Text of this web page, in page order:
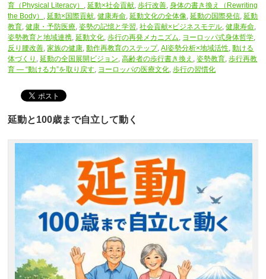
育（Physical Literacy） ,延動×社会貢献,歩行改善,身体の書き換え（Rewriting
the Body） ,延動×国際貢献,健康寿命,延動文化の全体像,延動の国際発信,延動
教育,健康・予防医療,姿勢の記憶と学習,社会貢献×ビジネスモデル,健康寿命,
姿勢教育と地域連携,延動文化,歩行の再発メカニズム, ヨーロッパ式身体哲学,
反り腰改善,家族の健康,動作再教育のステップ,AI姿勢分析×地域活性,動ける
体づくり ,延動の全国展開ビジョン,高齢者の歩行書き換え ,姿勢教育,歩行再教
育 ― “動ける力”を取り戻す, ヨーロッパの医療文化,歩行の習慣化
延動と100歳まで自立して動く